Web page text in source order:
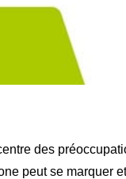
des
peut se marquer